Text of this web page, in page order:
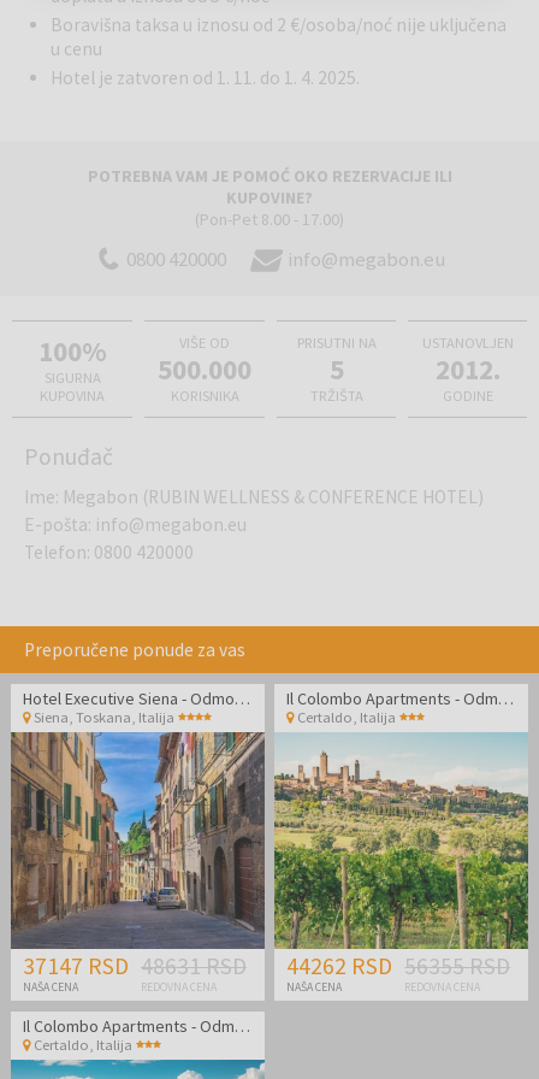
Boravišna taksa u iznosu od 2 €/osoba/noć nije uključena
u cenu
Hotel je zatvoren od 1. 11. do 1. 4. 2025.
POTREBNA VAM JE POMOĆ OKO REZERVACIJE ILI
KUPOVINE?
(Pon-Pet 8.00 - 17.00)
0800 420000 info@megabon.eu
100%
SIGURNA
KUPOVINA
VIŠE OD
500.000
KORISNIKA
PRISUTNI NA
5
TRŽIŠTA
USTANOVLJEN
2012.
GODINE
Ponuđač
Ime: Megabon (RUBIN WELLNESS & CONFERENCE HOTEL)
E-pošta: info@megabon.eu
Telefon: 0800 420000
Preporučene ponude za vas
Hotel Executive Siena - Odmor u Toskani
Siena, Toskana Italija
37147 RSD
NAŠA CENA
48631 RSD
REDOVNA CENA
Il Colombo Apartments - Odmor u divnoj Toskani
Certaldo Italija
44262 RSD
NAŠA CENA
56355 RSD
REDOVNA CENA
Il Colombo Apartments - Odmor u divnoj Toskani
Certaldo Italija